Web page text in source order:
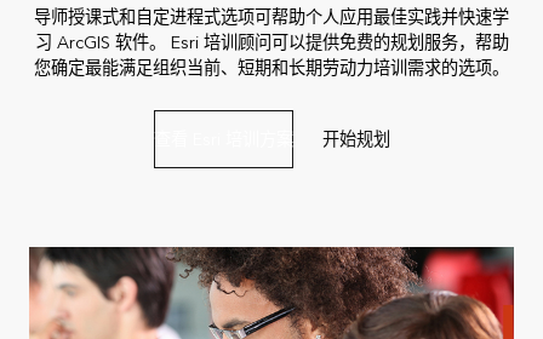
导师授课式和自定进程式选项可帮助个人应用最佳实践并快速学
习 ArcGIS 软件。 Esri 培训顾问可以提供免费的规划服务，帮助
您确定最能满足组织当前、短期和长期劳动力培训需求的选项。
查看 Esri 培训方案 开始规划